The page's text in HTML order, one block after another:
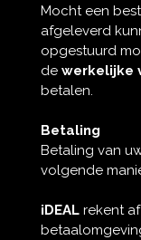
Mocht een
afgeleverd
opgestuurd
de werkelijke
betalen.
Betaling
Betaling van
volgende
iDEAL rekent